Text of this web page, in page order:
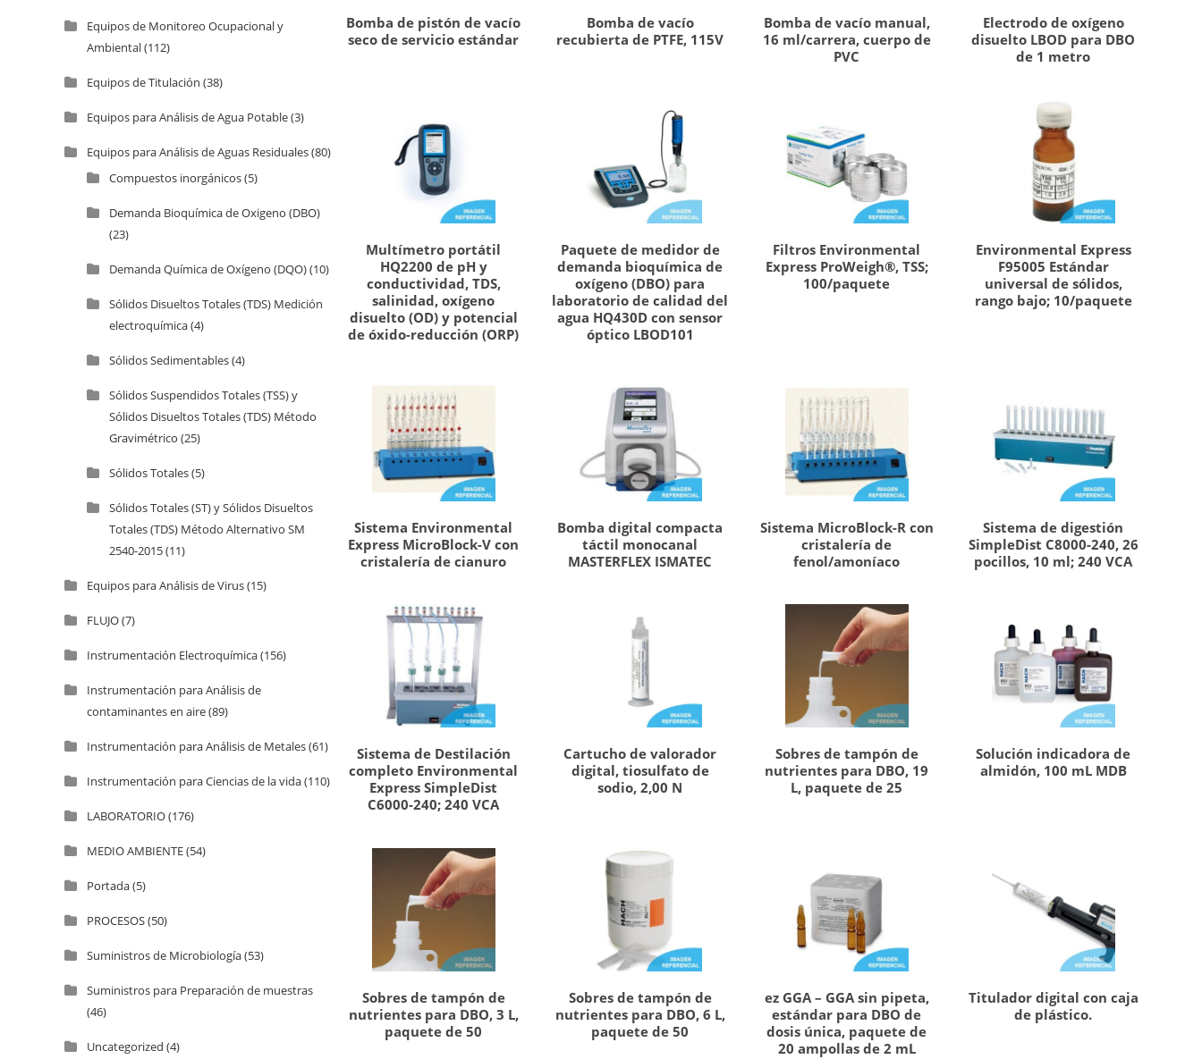
Bomba de pistón de vacío
seco de servicio estándar
Bomba de vacío
recubierta de PTFE, 115V
Bomba de vacío manual,
16 ml/carrera, cuerpo de
PVC
Electrodo de oxígeno
disuelto LBOD para DBO
de 1 metro
Multímetro portátil
HQ2200 de pH y
conductividad, TDS,
salinidad, oxígeno
disuelto (OD) y potencial
de óxido-reducción (ORP)
Paquete de medidor de
demanda bioquímica de
oxígeno (DBO) para
laboratorio de calidad del
agua HQ430D con sensor
óptico LBOD101
Filtros Environmental
Express ProWeigh®, TSS;
100/paquete
Environmental Express
F95005 Estándar
universal de sólidos,
rango bajo; 10/paquete
Sistema Environmental
Express MicroBlock-V con
cristalería de cianuro
Bomba digital compacta
táctil monocanal
MASTERFLEX ISMATEC
Sistema MicroBlock-R con
cristalería de
fenol/amoníaco
Sistema de digestión
SimpleDist C8000-240, 26
pocillos, 10 ml; 240 VCA
Sistema de Destilación
completo Environmental
Express SimpleDist
C6000-240; 240 VCA
Cartucho de valorador
digital, tiosulfato de
sodio, 2,00 N
Sobres de tampón de
nutrientes para DBO, 19
L, paquete de 25
Solución indicadora de
almidón, 100 mL MDB
Sobres de tampón de
nutrientes para DBO, 3 L,
paquete de 50
Sobres de tampón de
nutrientes para DBO, 6 L,
paquete de 50
ez GGA – GGA sin pipeta,
estándar para DBO de
dosis única, paquete de
20 ampollas de 2 mL
Titulador digital con caja
de plástico.
Equipos de Monitoreo Ocupacional y
Ambiental(112)
Equipos de Titulación (38)
Equipos para Análisis de Agua Potable(3)
Equipos para Análisis de Aguas Residuales(80)
Compuestos inorgánicos(5)
Demanda Bioquímica de Oxigeno (DBO)
(23)
Demanda Química de Oxígeno (DQO)(10)
Sólidos Disueltos Totales (TDS) Medición
electroquímica(4)
Sólidos Sedimentables(4)
Sólidos Suspendidos Totales (TSS) y
Sólidos Disueltos Totales (TDS) Método
Gravimétrico (25)
Sólidos Totales(5)
Sólidos Totales (ST) y Sólidos Disueltos
Totales (TDS) Método Alternativo SM
2540-2015(11)
Equipos para Análisis de Virus(15)
FLUJO(7)
Instrumentación Electroquímica(156)
Instrumentación para Análisis de
contaminantes en aire(89)
Instrumentación para Análisis de Metales(61)
Instrumentación para Ciencias de la vida(110)
LABORATORIO(176)
MEDIO AMBIENTE(54)
Portada(5)
PROCESOS(50)
Suministros de Microbiología(53)
Suministros para Preparación de muestras
(46)
Uncategorized (4)